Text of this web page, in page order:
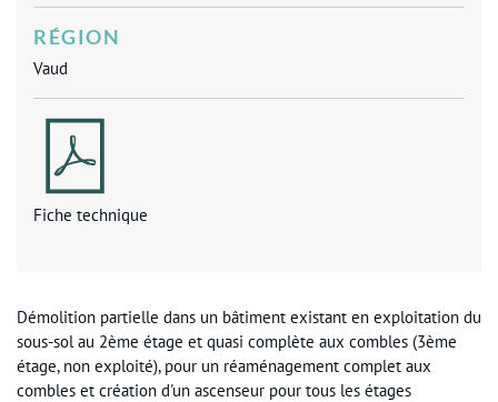
RÉGION
Vaud
Fiche technique
Démolition partielle dans un bâtiment existant en exploitation du
sous-sol au 2ème étage et quasi complète aux combles (3ème
étage, non exploité), pour un réaménagement complet aux
combles et création d'un ascenseur pour tous les étages